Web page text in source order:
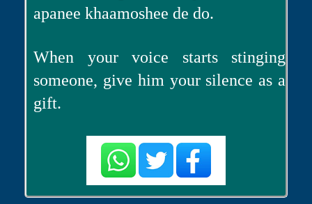
apanee khaamoshee de do.
When your voice starts stinging
someone, give him your silence as a
gift.